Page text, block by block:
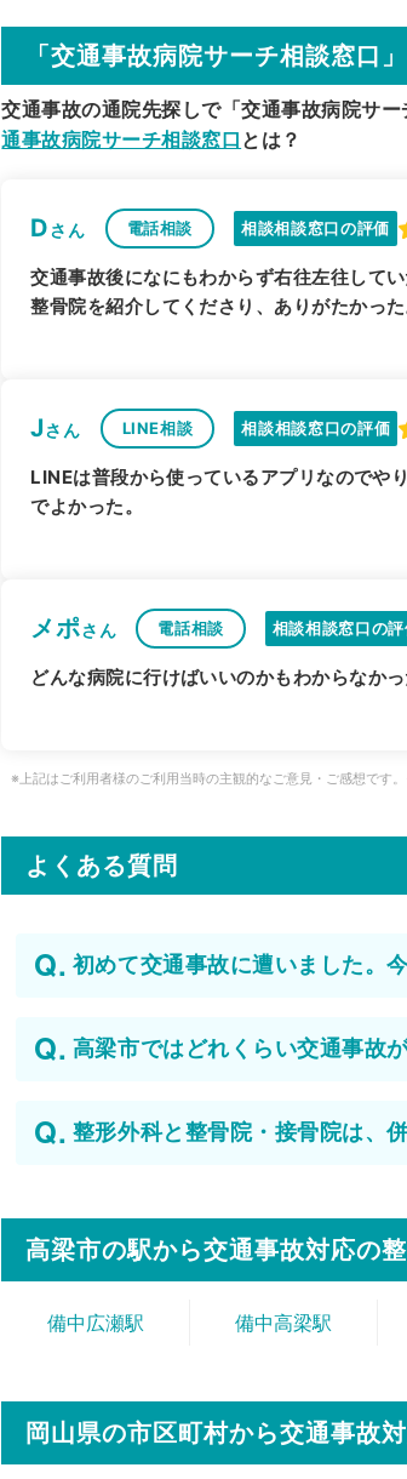
「交通事故病院サーチ相談窓口
交通事故の通院先探しで「交通事故病院サ
通事故病院サーチ相談窓口 とは？
Dさん 電話相談 相談相談窓口の評価
交通事故後になにもわからず右往左往して
整骨院を紹介してくださり、ありがたかった
Jさん LINE相談 相談相談窓口の評価
LINEは普段から使っているアプリなのでや
でよかった。
メポさん 電話相談 相談相談窓口の評
どんな病院に行けばいいのかもわからなか
※上記はご利用者様のご利用当時の主観的なご意見・ご感想です
よくある質問
初めて交通事故に遭いました。
高梁市ではどれくらい交通事故
整形外科と整骨院・接骨院は、
高梁市の駅から交通事故対応の
備中広瀬駅 備中高梁駅
岡山県の市区町村から交通事故